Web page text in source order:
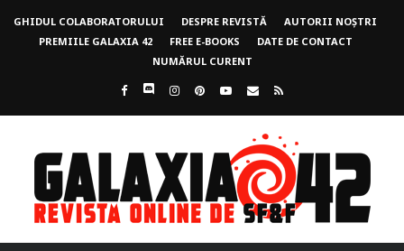
GHIDUL COLABORATORULUI DESPRE REVISTĂ
AUTORII NOȘTRI
PREMIILE GALAXIA 42
FREE E-BOOKS
DATE DE CONTACT
NUMĂRUL CURENT